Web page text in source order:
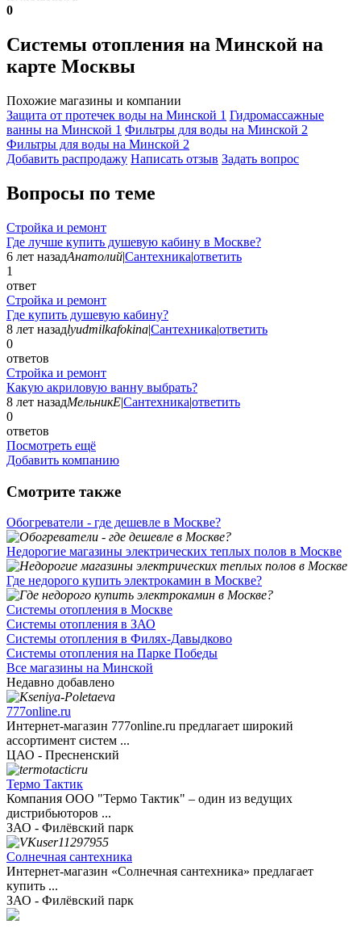
0
Системы отопления на Минской на
карте Москвы
Похожие магазины и компании
Защита от протечек воды на Минской 1 Гидромассажные
ванны на Минской 1 Фильтры для воды на Минской 2
Фильтры для воды на Минской 2
Добавить раcпродажу Написать отзыв Задать вопрос
Вопросы по теме
Стройка и ремонт
Где лучше купить душевую кабину в Москве?
6 лет назадАнатолий|Сантехника|ответить
1
ответ
Стройка и ремонт
Где купить душевую кабину?
8 лет назадlyudmilkafokina|Сантехника|ответить
0
ответов
Стройка и ремонт
Какую акриловую ванну выбрать?
8 лет назадМельникЕ|Сантехника|ответить
0
ответов
Посмотреть ещё
Добавить компанию
Смотрите также
Обогреватели - где дешевле в Москве?
Недорогие магазины электрических теплых полов в Москве
Где недорого купить электрокамин в Москве?
Системы отопления в Москве
Системы отопления в ЗАО
Системы отопления в Филях-Давыдково
Системы отопления на Парке Победы
Все магазины на Минской
Недавно добавлено
777online.ru
Интернет-магазин 777online.ru предлагает широкий
ассортимент систем ...
ЦАО - Пресненский
Термо Тактик
Компания ООО "Термо Тактик" – один из ведущих
дистрибьюторов ...
ЗАО - Филёвский парк
Солнечная сантехника
Интернет-магазин «Солнечная сантехника» предлагает
купить ...
ЗАО - Филёвский парк